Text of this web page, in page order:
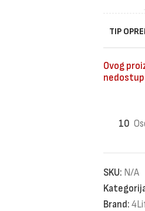
TIP
Ovog
10
SKU: N/A
Brand: